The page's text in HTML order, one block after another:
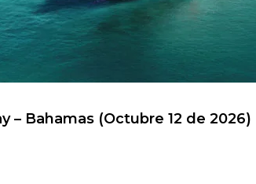
– Bahamas (Octubre 12 de 2026)